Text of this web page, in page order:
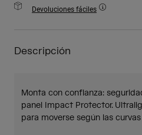
Devoluciones fáciles
Descripción
Monta con confianza:
panel Impact Protector.
para moverse según las